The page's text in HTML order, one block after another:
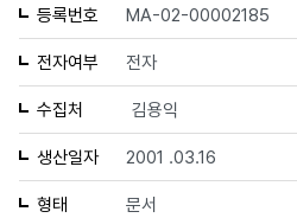
등록번호 MA-02-00002185
전자여부 전자
수집처 김용익
생산일자 2001 .03.16
형태 문서